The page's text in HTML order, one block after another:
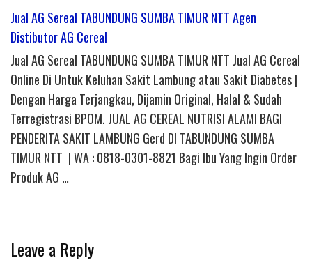
Jual AG Sereal TABUNDUNG SUMBA TIMUR NTT Agen
Distibutor AG Cereal
Jual AG Sereal TABUNDUNG SUMBA TIMUR NTT Jual AG Cereal
Online Di Untuk Keluhan Sakit Lambung atau Sakit Diabetes |
Dengan Harga Terjangkau, Dijamin Original, Halal & Sudah
Terregistrasi BPOM. JUAL AG CEREAL NUTRISI ALAMI BAGI
PENDERITA SAKIT LAMBUNG Gerd DI TABUNDUNG SUMBA
TIMUR NTT | WA : 0818-0301-8821 Bagi Ibu Yang Ingin Order
Produk AG …
Leave a Reply